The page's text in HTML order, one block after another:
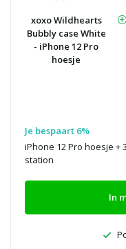
xoxo Wildhearts
Bubbly case White
- iPhone 12 Pro
hoesje
Je bespaart 6%
iPhone 12 Pro hoesje +
station
In